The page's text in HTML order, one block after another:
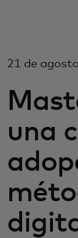
Para
Para el
Para
21 de
una